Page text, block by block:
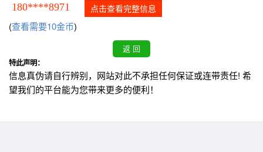
180****8971 点击查看完整信息
(查看需要10金币)
特此声明：
信息真伪请自行辨别，网站对此不承担任何保证或连带责任! 希
望我们的平台能为您带来更多的便利！